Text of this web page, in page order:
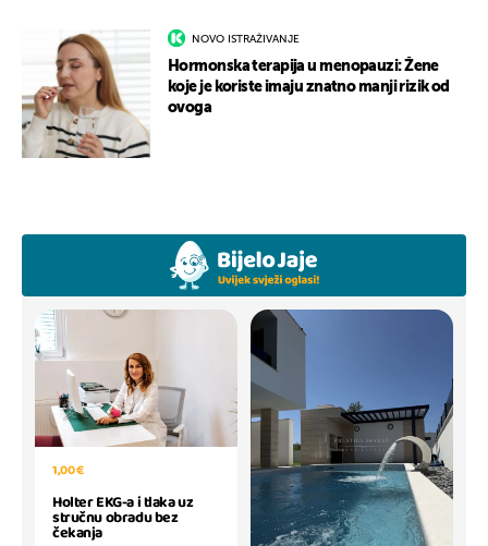
NOVO ISTRAŽIVANJE
Hormonska terapija u menopauzi: Žene
koje je koriste imaju znatno manji rizik od
ovoga
1,00 €
Holter EKG-a i tlaka uz
stručnu obradu bez
čekanja